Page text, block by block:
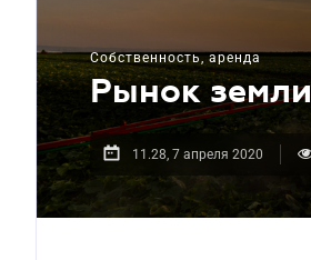
Собственность, аренда
Рынок
11.28, 7 апреля 2020